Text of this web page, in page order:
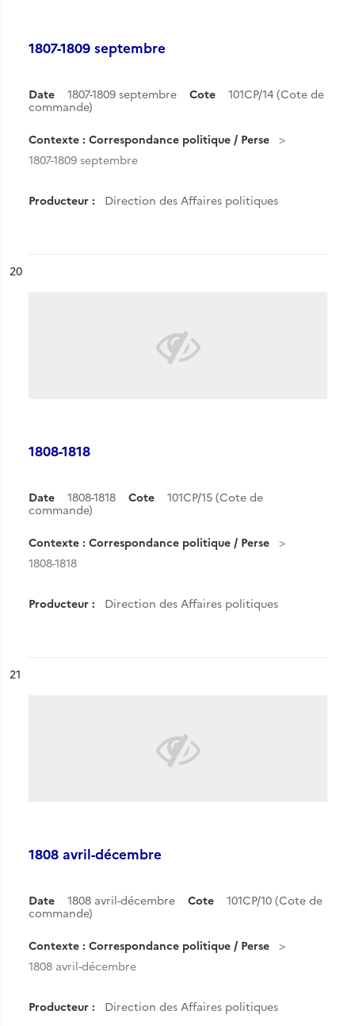
1807-1809 septembre
Date 1807-1809 septembre Cote
101CP/14 (Cote de
commande)
Contexte : Correspondance politique / Perse
1807-1809 septembre
Producteur : Direction des Affaires politiques
n°
20
1808-1818
Date 1808-1818 Cote
101CP/15 (Cote de
commande)
Contexte : Correspondance politique / Perse
1808-1818
Producteur : Direction des Affaires politiques
n°
21
1808 avril-décembre
Date 1808 avril-décembre Cote
101CP/10 (Cote de
commande)
Contexte : Correspondance politique / Perse
1808 avril-décembre
Producteur : Direction des Affaires politiques